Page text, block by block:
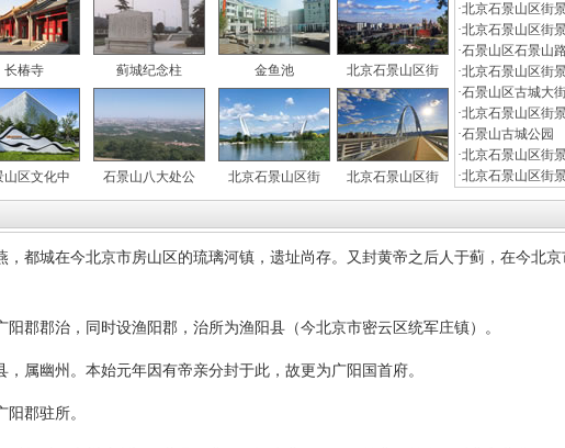
长椿寺 蓟城纪念柱 金鱼池 北京石景山区街
山区文化中 石景山八大处公 北京石景山区街 北京石景山区街
·北京石景山区街
·北京石景山区街
·石景山区石景山
·北京石景山区街
·石景山区古城大
·北京石景山区街
·石景山古城公园
·北京石景山区街
·北京石景山区街
城在今北京市房山区的琉璃河镇，遗址尚存。又封黄帝之后人于蓟，在今北京
郡治，同时设渔阳郡，治所为渔阳县（今北京市密云区统军庄镇）。
幽州。本始元年因有帝亲分封于此，故更为广阳国首府。
郡驻所。